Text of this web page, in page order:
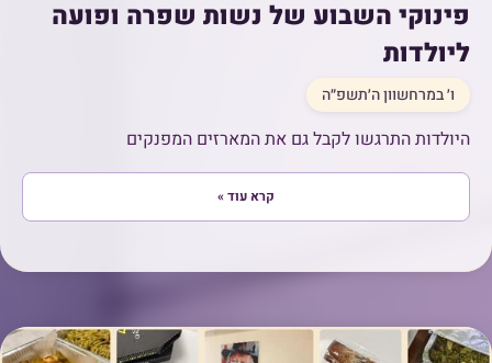
פינוקי השבוע של נשות שפרה ופועה
ליולדות
ו׳ במרחשוון ה׳תשפ״ה
היולדות התרגשו לקבל גם את המארזים המפנקים
קרא עוד »